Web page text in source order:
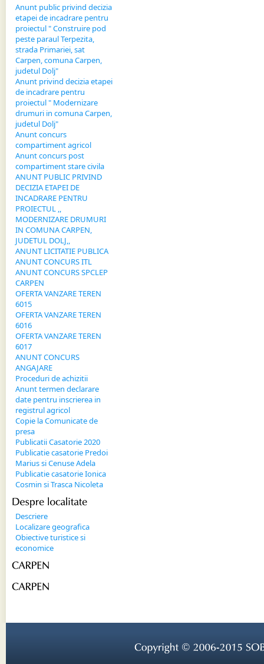
Anunt public privind decizia
etapei de incadrare pentru
proiectul " Construire pod
peste paraul Terpezita,
strada Primariei, sat
Carpen, comuna Carpen,
judetul Dolj"
Anunt privind decizia etapei
de incadrare pentru
proiectul " Modernizare
drumuri in comuna Carpen,
judetul Dolj"
Anunt concurs
compartiment agricol
Anunt concurs post
compartiment stare civila
ANUNT PUBLIC PRIVIND
DECIZIA ETAPEI DE
INCADRARE PENTRU
PROIECTUL ,,
MODERNIZARE DRUMURI
IN COMUNA CARPEN,
JUDETUL DOLJ,,
ANUNT LICITATIE PUBLICA
ANUNT CONCURS ITL
ANUNT CONCURS SPCLEP
CARPEN
OFERTA VANZARE TEREN
6015
OFERTA VANZARE TEREN
6016
OFERTA VANZARE TEREN
6017
ANUNT CONCURS
ANGAJARE
Proceduri de achizitii
Anunt termen declarare
date pentru inscrierea in
registrul agricol
Copie la Comunicate de
presa
Publicatii Casatorie 2020
Publicatie casatorie Predoi
Marius si Cenuse Adela
Publicatie casatorie Ionica
Cosmin si Trasca Nicoleta
Despre localitate
Descriere
Localizare geografica
Obiective turistice si
economice
CARPEN
CARPEN
Copyright © 2006-2015